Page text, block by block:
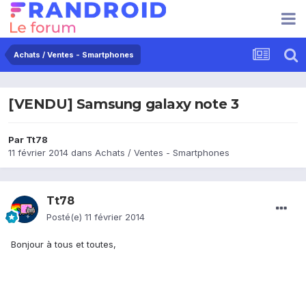
Achats / Ventes - Smartphones
[VENDU] Samsung galaxy note 3
Par Tt78
11 février 2014 dans Achats / Ventes - Smartphones
Tt78
Posté(e) 11 février 2014
Bonjour à tous et toutes,